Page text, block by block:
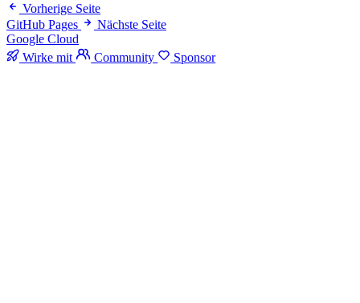
Vorherige Seite
GitHub Pages
Nächste Seite
Google Cloud
Wirke mit
Community Sponsor